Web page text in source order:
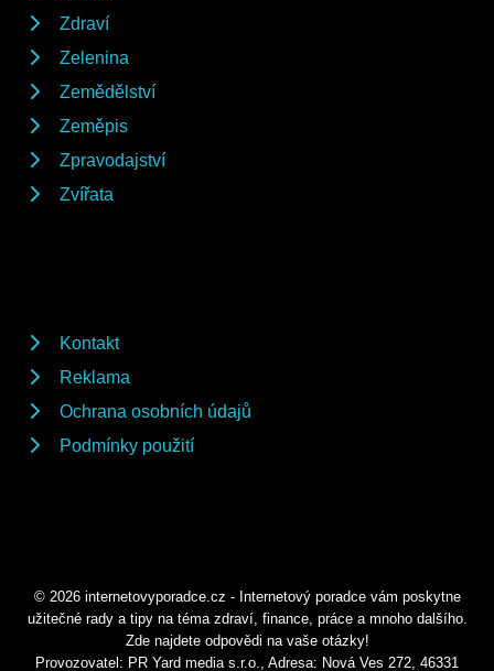
Zdraví
Zelenina
Zemědělství
Zeměpis
Zpravodajství
Zvířata
Kontakt
Reklama
Ochrana osobních údajů
Podmínky použití
© 2026 internetovyporadce.cz - Internetový poradce vám poskytne
užitečné rady a tipy na téma zdraví, finance, práce a mnoho dalšího.
Zde najdete odpovědi na vaše otázky!
Provozovatel: PR Yard media s.r.o., Adresa: Nová Ves 272, 46331